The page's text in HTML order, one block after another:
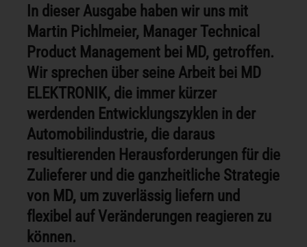
In dieser Ausgabe haben wir uns mit
Martin Pichlmeier, Manager Technical
Product Management bei MD, getroffen.
Wir sprechen über seine Arbeit bei MD
ELEKTRONIK, die immer kürzer
werdenden Entwicklungszyklen in der
Automobilindustrie, die daraus
resultierenden Herausforderungen für die
Zulieferer und die ganzheitliche Strategie
von MD, um zuverlässig liefern und
flexibel auf Veränderungen reagieren zu
können.